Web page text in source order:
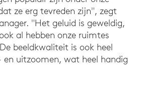
ze erg tevreden zijn", zegt
"Het geluid is geweldig,
al hebben onze ruimtes
beeldkwaliteit is ook heel
en uitzoomen, wat heel handig